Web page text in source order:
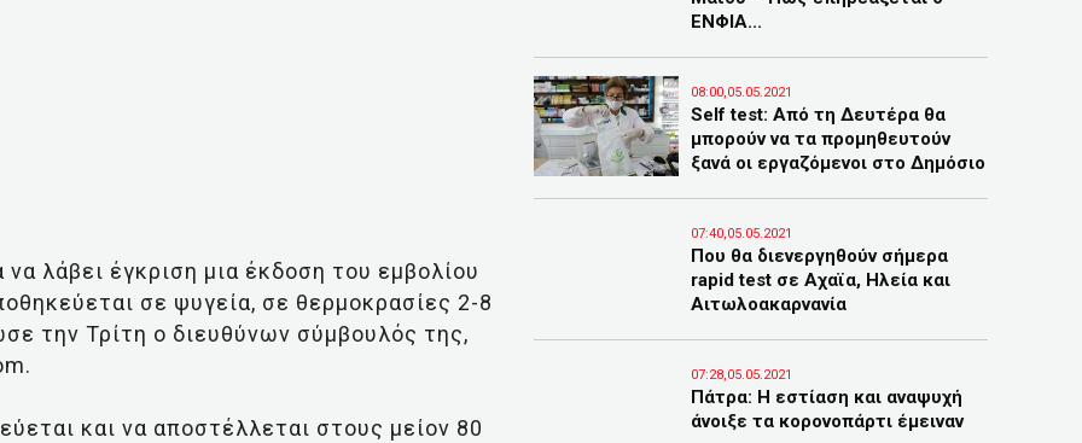
λάβει έγκριση μια έκδοση του εμβολίου
σε ψυγεία, σε θερμοκρασίες 2-8
την Τρίτη ο διευθύνων σύμβουλός της,
και να αποστέλλεται στους μείον 80
ΕΝΦΙΑ...
08:00,05.05.2021
Self test: Από τη Δευτέρα θα
μπορούν να τα προμηθευτούν
ξανά οι εργαζόμενοι στο Δημόσιο
07:40,05.05.2021
Που θα διενεργηθούν σήμερα
rapid test σε Αχαϊα, Ηλεία και
Αιτωλοακαρνανία
07:28,05.05.2021
Πάτρα: Η εστίαση και αναψυχή
άνοιξε τα κορονοπάρτι έμειναν